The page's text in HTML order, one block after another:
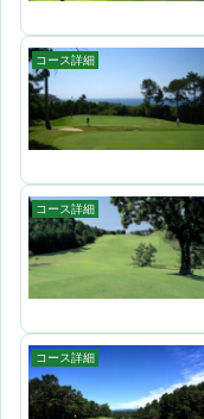
コース詳細
コース詳細
コース詳細